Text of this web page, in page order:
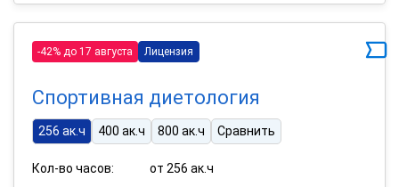
-42% до 17 августа Лицензия
Спортивная диетология
256 ак.ч 400 ак.ч 800 ак.ч Сравнить
Кол-во часов:
от 256 ак.ч